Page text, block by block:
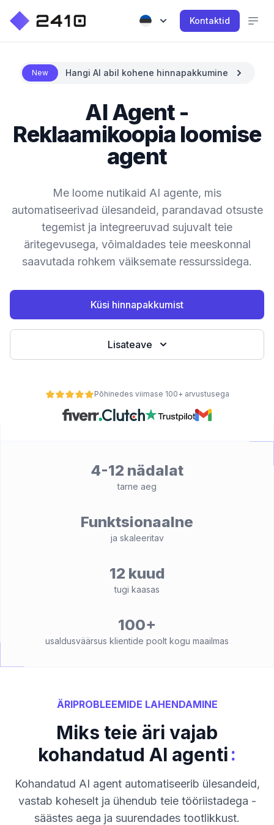
Kontaktid
New Hangi AI abil kohene hinnapakkumine
AI Agent -
Reklaamikoopia loomise
agent
Me loome nutikaid AI agente, mis
automatiseerivad ülesandeid, parandavad otsuste
tegemist ja integreeruvad sujuvalt teie
äritegevusega, võimaldades teie meeskonnal
saavutada rohkem väiksemate ressurssidega.
Küsi hinnapakkumist
Lisateave
Põhinedes viimase 100+ arvustusega
4-12 nädalat
tarne aeg
Funktsionaalne
ja skaleeritav
12 kuud
tugi kaasas
100+
usaldusväärsus klientide poolt kogu maailmas
ÄRIPROBLEEMIDE LAHENDAMINE
Miks teie äri vajab
kohandatud AI agenti:
Kohandatud AI agent automatiseerib ülesandeid,
vastab koheselt ja ühendub teie tööriistadega -
säästes aega ja suurendades tootlikkust.